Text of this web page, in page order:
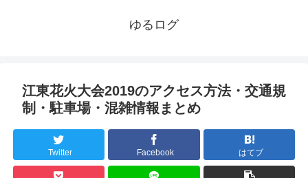
ゆるログ
江東花火大会2019のアクセス方法・交通規
制・駐車場・混雑情報まとめ
Twitter Facebook はてブ